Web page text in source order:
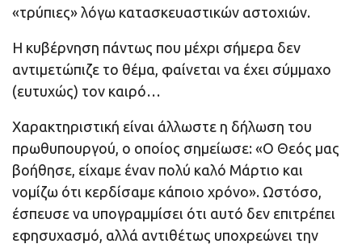
«τρύπιες» λόγω κατασκευαστικών αστοχιών.
Η κυβέρνηση πάντως που μέχρι σήμερα δεν
αντιμετώπιζε το θέμα, φαίνεται να έχει σύμμαχο
(ευτυχώς) τον καιρό…
Χαρακτηριστική είναι άλλωστε η δήλωση του
πρωθυπουργού, ο οποίος σημείωσε: «Ο Θεός μας
βοήθησε, είχαμε έναν πολύ καλό Μάρτιο και
νομίζω ότι κερδίσαμε κάποιο χρόνο». Ωστόσο,
έσπευσε να υπογραμμίσει ότι αυτό δεν επιτρέπει
εφησυχασμό, αλλά αντιθέτως υποχρεώνει την